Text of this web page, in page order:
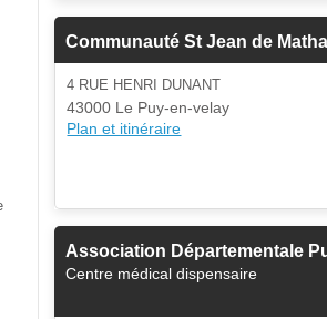
Communauté St Jean de Matha
4 RUE HENRI DUNANT
43000 Le Puy-en-velay
Plan et itinéraire
Association Départementale
Centre médical dispensaire